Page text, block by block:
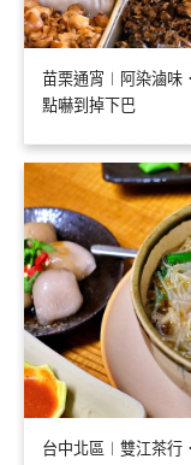
苗栗通宵︱阿染滷味
點嚇到掉下巴
台中北區︱雙江茶行